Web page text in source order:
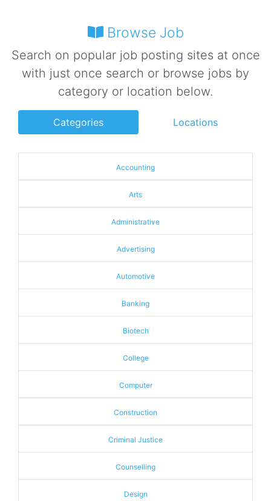
Browse Job
Search on popular job posting sites at once
with just once search or browse jobs by
category or location below.
Categories Locations
Accounting
Arts
Administrative
Advertising
Automotive
Banking
Biotech
College
Computer
Construction
Criminal Justice
Counselling
Design